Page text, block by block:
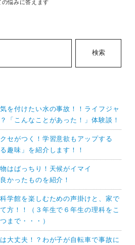
の悩みに答えます
検索
を付けたい水の事故！！ライフジャ
「こんなことがあった！」体験談！
セがつく！学習意欲もアップする
趣味」を紹介します！！
はばっちり！天候がイマイ
かったものを紹介！
学館を楽しむための声掛けと、家で
方！！（３年生で６年生の理科をこ
まで・・・）
大丈夫！？わが子が自転車で事故に